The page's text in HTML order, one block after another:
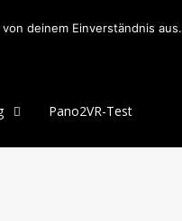
Pano2VR-Test
deinem Einverständnis aus.